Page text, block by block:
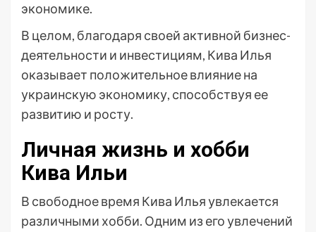
экономике.
В целом, благодаря своей активной бизнес-
деятельности и инвестициям, Кива Илья
оказывает положительное влияние на
украинскую экономику, способствуя ее
развитию и росту.
Личная жизнь и хобби
Кива Ильи
В свободное время Кива Илья увлекается
различными хобби. Одним из его увлечений